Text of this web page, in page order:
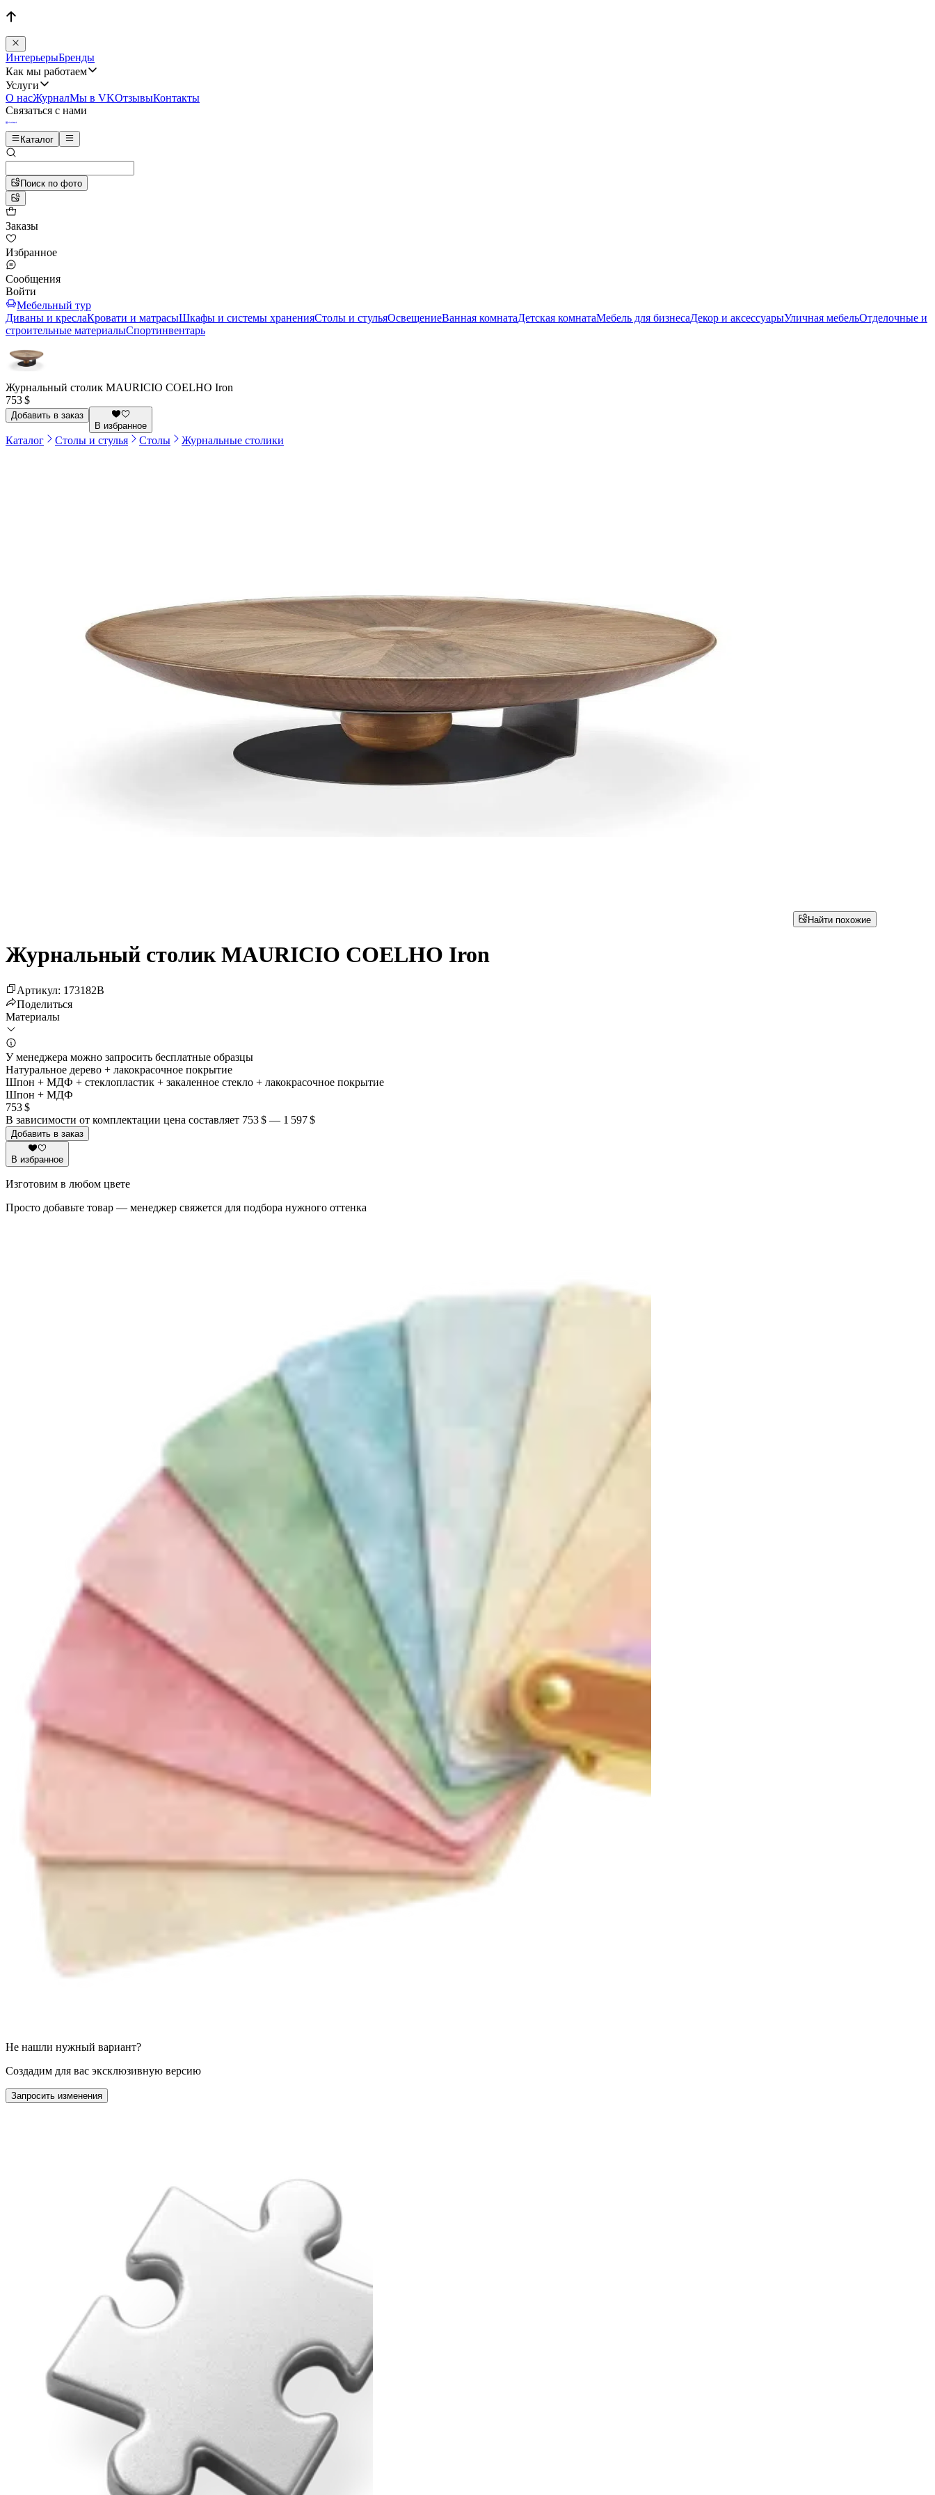
ИнтерьерыБренды
Как мы работаем
Услуги
О насЖурналМы в VKОтзывыКонтакты
Связаться с нами
Каталог
Поиск по фото
Заказы
Избранное
Сообщения
Войти
Мебельный тур
Диваны и креслаКровати и матрасыШкафы и системы храненияСтолы и стульяОсвещениеВанная комнатаДетская комнатаМебель для бизнесаДекор и аксессуарыУличная мебельОтделочные и
строительные материалыСпортинвентарь
Журнальный столик MAURICIO COELHO Iron
753 $
Добавить в заказ
В избранное
Каталог Столы и стулья Столы Журнальные столики
Найти похожие
Журнальный столик MAURICIO COELHO Iron
Артикул: 173182B
Поделиться
Материалы
У менеджера можно запросить бесплатные образцы
Натуральное дерево + лакокрасочное покрытие
Шпон + МДФ + стеклопластик + закаленное стекло + лакокрасочное покрытие
Шпон + МДФ
753 $
В зависимости от комплектации цена составляет 753 $ — 1 597 $
Добавить в заказ
В избранное
Изготовим в любом цвете
Просто добавьте товар — менеджер свяжется для подбора нужного оттенка
Не нашли нужный вариант?
Создадим для вас эксклюзивную версию
Запросить изменения